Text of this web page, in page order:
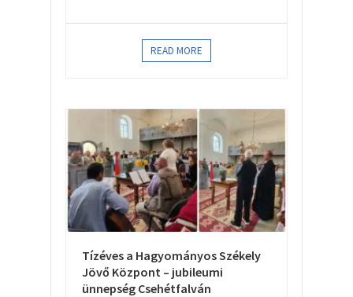
READ MORE
Tízéves a Hagyományos Székely
Jövő Központ – jubileumi
ünnepség Csehétfalván